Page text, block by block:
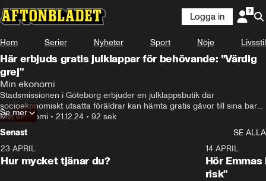
Logga in
Hem Serier Nyheter Sport Nöje Livsstil
Här erbjuds gratis julklappar för behövande: ”Värdig
grej"
Min ekonomi
Stadsmissionen i Göteborg erbjuder en julklappsbutik där
socioekonomiskt utsatta föräldrar kan hämta gratis gåvor till sina barn,
med ett brett utbud av leksaker och spel.
Initiativet är ovärderligt för föräldrar som Calle Welther, 45, som
beskriver hjälpen som avgörande för att kunna ge sina barn en värdig
jul.
Min ekonomi • 21.12.24 • 92 sek
Se mer
Senast
SE ALLA
23 APRIL
Hur mycket tjänar du?
14 APRIL
Hör
risk"